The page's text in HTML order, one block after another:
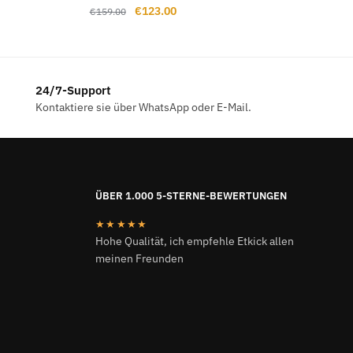
€159.00
Ursprünglicher
€123.00Aktueller
24/7-Support
Kontaktiere sie über WhatsApp oder E-Mail.
ÜBER 1.000 5-STERNE-BEWERTUNGEN
★★★★★
Hohe Qualität, ich empfehle Etkick allen
meinen Freunden